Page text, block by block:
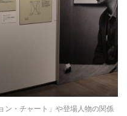
ン・チャート」や登場人物の関係